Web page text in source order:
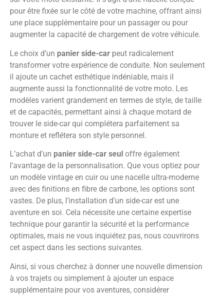
pour être fixée sur le côté de votre machine, offrant ainsi
une place supplémentaire pour un passager ou pour
augmenter la capacité de chargement de votre véhicule.
Le choix d’un panier side-car peut radicalement
transformer votre expérience de conduite. Non seulement
il ajoute un cachet esthétique indéniable, mais il
augmente aussi la fonctionnalité de votre moto. Les
modèles varient grandement en termes de style, de taille
et de capacités, permettant ainsi à chaque motard de
trouver le side-car qui complétera parfaitement sa
monture et reflétera son style personnel.
L’achat d’un panier side-car seul offre également
l’avantage de la personnalisation. Que vous optiez pour
un modèle vintage en cuir ou une nacelle ultra-moderne
avec des finitions en fibre de carbone, les options sont
vastes. De plus, l’installation d’un side-car est une
aventure en soi. Cela nécessite une certaine expertise
technique pour garantir la sécurité et la performance
optimales, mais ne vous inquiétez pas, nous couvrirons
cet aspect dans les sections suivantes.
Ainsi, si vous cherchez à donner une nouvelle dimension
à vos trajets ou simplement à ajouter un espace
supplémentaire pour vos aventures, considérer